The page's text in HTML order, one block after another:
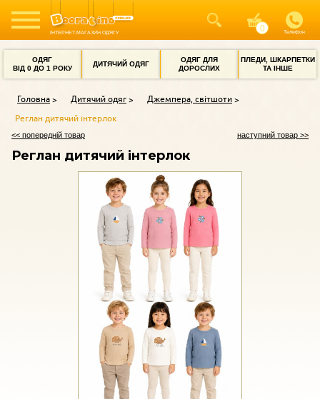
ІНТЕРНЕТ-МАГАЗИН ОДЯГУ Телефон
ОДЯГ
ВІД 0 ДО 1 РОКУ
ДИТЯЧИЙ ОДЯГ
ОДЯГ ДЛЯ
ДОРОСЛИХ
ПЛЕДИ, ШКАРПЕТКИ
ТА ІНШЕ
Головна Дитячий одяг
Джемпера, світшоти
Реглан дитячий інтерлок
<< попередній товар наступний товар >>
Реглан дитячий інтерлок